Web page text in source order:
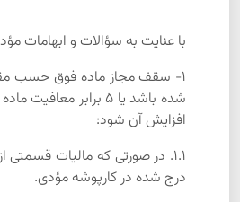
با عنایت به سؤالات و ابهامات مؤدیان محترم مالیاتی
افزایش آن شود:
1.1. در صورتی که مالیات
درج شده در کارپوشه مؤدی.